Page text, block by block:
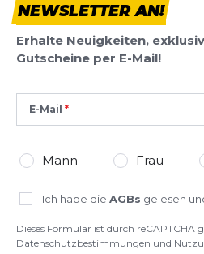
NEWSLETTER AN!
Erhalte Neuigkeiten,
Gutscheine per E-Mail!
E-Mail
Mann Frau
Ich habe die AGBs gelesen
Dieses Formular ist durch reCAPTCHA
Datenschutzbestimmungen und